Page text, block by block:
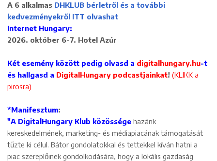
A 6 alkalmas DHKLUB bérletről és a további
kedvezményekről ITT olvashat
Internet Hungary:
2026. október 6-7. Hotel Azúr
Két esemény között pedig olvasd a digitalhungary.hu-t
és hallgasd a DigitalHungary podcastjainkat! (KLIKK a
pirosra)
*Manifesztum:
"A DigitalHungary Klub közössége hazánk
kereskedelmének, marketing- és médiapiacának támogatását
tűzte ki célul. Bátor gondolatokkal és tettekkel kíván hatni a
piac szereplőinek gondolkodására, hogy a lokális gazdaság